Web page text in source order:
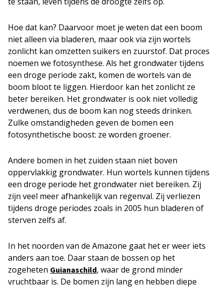
Hoe dat kan? Daarvoor moet je weten dat een boom
niet alleen via bladeren, maar ook via zijn wortels
zonlicht kan omzetten suikers en zuurstof. Dat proces
noemen we fotosynthese. Als het grondwater tijdens
een droge periode zakt, komen de wortels van de
boom bloot te liggen. Hierdoor kan het zonlicht ze
beter bereiken. Het grondwater is ook niet volledig
verdwenen, dus de boom kan nog steeds drinken.
Zulke omstandigheden geven de bomen een
fotosynthetische boost: ze worden groener.
Andere bomen in het zuiden staan niet boven
oppervlakkig grondwater. Hun wortels kunnen tijdens
een droge periode het grondwater niet bereiken. Zij
zijn veel meer afhankelijk van regenval. Zij verliezen
tijdens droge periodes zoals in 2005 hun bladeren of
sterven zelfs af.
In het noorden van de Amazone gaat het er weer iets
anders aan toe. Daar staan de bossen op het
zogeheten Guianaschild, waar de grond minder
vruchtbaar is. De bomen zijn lang en hebben diepe